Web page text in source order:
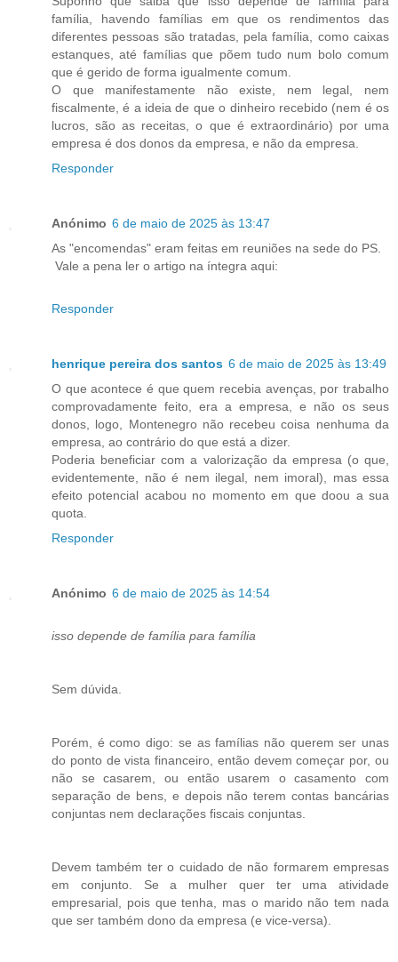
família, havendo famílias em que os rendimentos das
diferentes pessoas são tratadas, pela família, como caixas
estanques, até famílias que põem tudo num bolo comum
que é gerido de forma igualmente comum.
O que manifestamente não existe, nem legal, nem
fiscalmente, é a ideia de que o dinheiro recebido (nem é os
lucros, são as receitas, o que é extraordinário) por uma
empresa é dos donos da empresa, e não da empresa.
Responder
Anónimo 6 de maio de 2025 às 13:47
As "encomendas" eram feitas em reuniões na sede do PS.
Vale a pena ler o artigo na íntegra aqui:
Responder
henrique pereira dos santos 6 de maio de 2025 às 13:49
O que acontece é que quem recebia avenças, por trabalho
comprovadamente feito, era a empresa, e não os seus
donos, logo, Montenegro não recebeu coisa nenhuma da
empresa, ao contrário do que está a dizer.
Poderia beneficiar com a valorização da empresa (o que,
evidentemente, não é nem ilegal, nem imoral), mas essa
efeito potencial acabou no momento em que doou a sua
quota.
Responder
Anónimo 6 de maio de 2025 às 14:54
isso depende de família para família
Sem dúvida.
Porém, é como digo: se as famílias não querem ser unas
do ponto de vista financeiro, então devem começar por, ou
não se casarem, ou então usarem o casamento com
separação de bens, e depois não terem contas bancárias
conjuntas nem declarações fiscais conjuntas.
Devem também ter o cuidado de não formarem empresas
em conjunto. Se a mulher quer ter uma atividade
empresarial, pois que tenha, mas o marido não tem nada
que ser também dono da empresa (e vice-versa).